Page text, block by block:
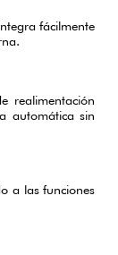
fácilmente
realimentación
automática sin
a las funciones